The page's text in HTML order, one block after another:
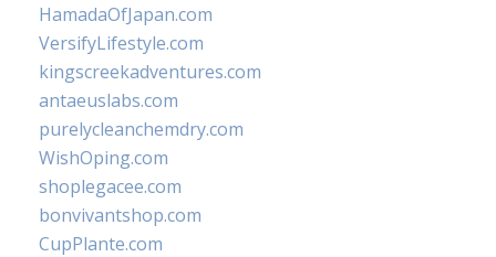
HamadaOfJapan.com
VersifyLifestyle.com
kingscreekadventures.com
antaeuslabs.com
purelycleanchemdry.com
WishOping.com
shoplegacee.com
bonvivantshop.com
CupPlante.com